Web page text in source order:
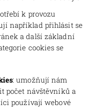
k provozu
například přihlásit se
a další základní
cookies se
: umožňují nám
počet návštěvníků a
používají webové